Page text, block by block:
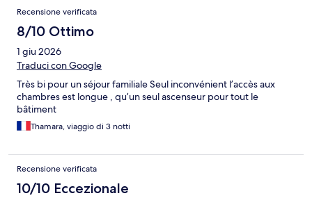
Recensione verificata
8/10 Ottimo
1 giu 2026
Traduci con Google
Très bi pour un séjour familiale Seul inconvénient l’accès aux
chambres est longue , qu’un seul ascenseur pour tout le
bâtiment
Thamara, viaggio di 3 notti
Recensione verificata
10/10 Eccezionale